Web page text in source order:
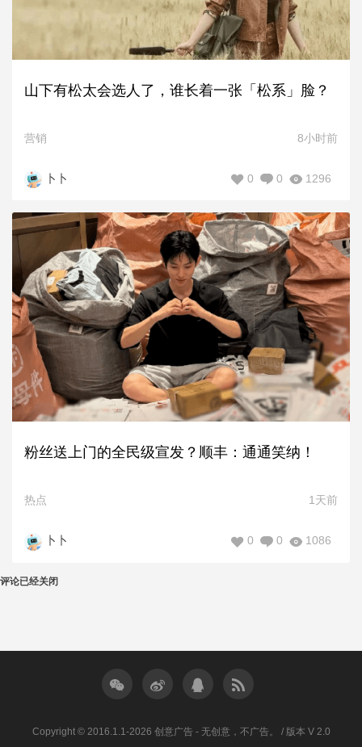
山下有松太会选人了，谁长着一张「松系」脸？
营销 8小时前
卜卜 1296
0
0
粉丝送上门的全民级宣发？顺丰：通通笑纳！
热点 1天前
卜卜 1086
0
0
评论已经关闭
Copyright © 2016.1.1-2026 创意广告 - 无创意，不广告。 / 版本 V 2.0